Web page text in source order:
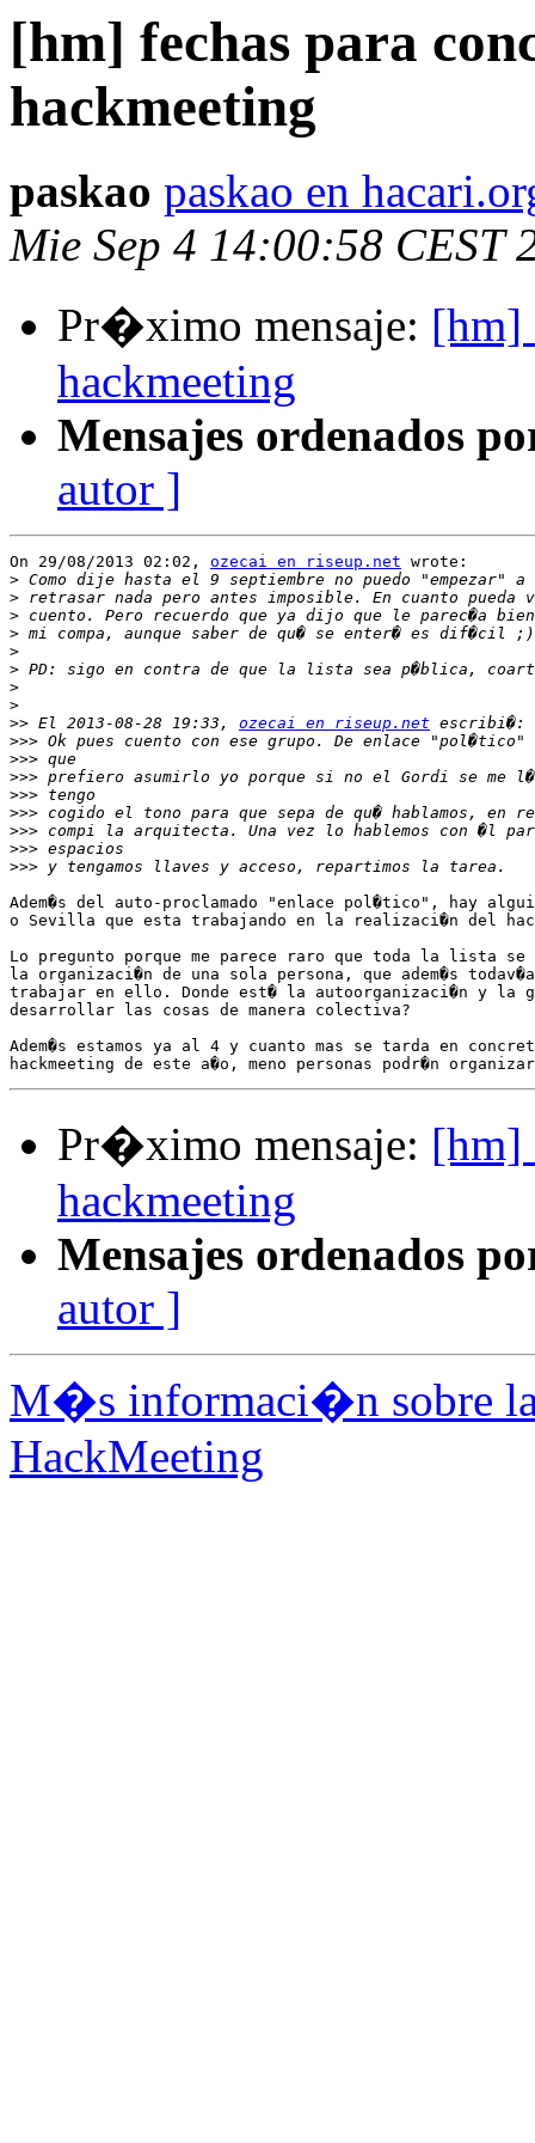
[hm] fechas para
hackmeeting
paskao paskao en
Mie Sep 4 14:00:58 CEST
Pr�ximo mensaje: [hm]
hackmeeting
Mensajes ordenados
autor ]
On 29/08/2013 02:02, ozecai en riseup.net wrote:
>
>
>
>
>
>
>
>
>> El 2013-08-28 19:33, ozecai en riseup.net
>>>
>>>
>>>
>>>
>>>
>>>
>>>
>>>
Adem�s del auto-proclamado "enlace pol�tico", hay
o Sevilla que esta trabajando en la realizaci�n del
Lo pregunto porque me parece raro que toda la lista se
la organizaci�n de una sola persona, que adem�s
trabajar en ello. Donde est� la autoorganizaci�n y la
desarrollar las cosas de manera colectiva?
Adem�s estamos ya al 4 y cuanto mas se tarda en
Pr�ximo mensaje: [hm]
hackmeeting
Mensajes ordenados
autor ]
M�s informaci�n sobre
HackMeeting